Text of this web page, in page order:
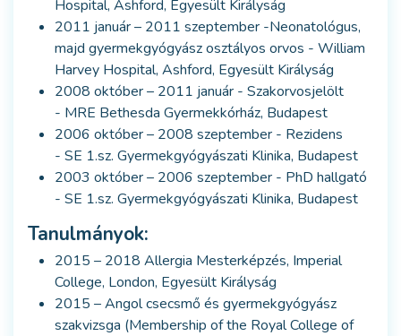
Hospital, Ashford, Egyesült Királyság
2011 január – 2011 szeptember -Neonatológus,
majd gyermekgyógyász osztályos orvos - William
Harvey Hospital, Ashford, Egyesült Királyság
2008 október – 2011 január - Szakorvosjelölt
- MRE Bethesda Gyermekkórház, Budapest
2006 október – 2008 szeptember - Rezidens
- SE 1.sz. Gyermekgyógyászati Klinika, Budapest
2003 október – 2006 szeptember - PhD hallgató
- SE 1.sz. Gyermekgyógyászati Klinika, Budapest
Tanulmányok:
2015 – 2018 Allergia Mesterképzés, Imperial
College, London, Egyesült Királyság
2015 – Angol csecsmő és gyermekgyógyász
szakvizsga (Membership of the Royal College of